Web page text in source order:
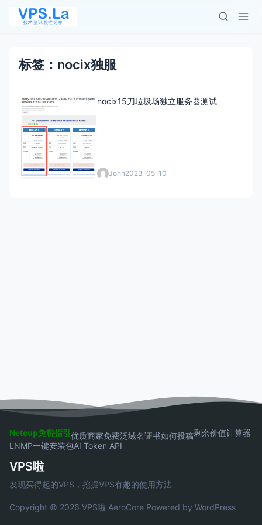
标签：nocix独服
nocix15刀垃圾场独立服务器测试
John2023-05-10
Netcup免税指引优质商家免费泛域名证书如何投稿剩余价值计算器
LNMP一键安装包AI Token API
VPS啦
发现买得起的VPS，挖掘VPS有趣的使用方法
Copyright © 2026 VPS啦 AeroCore Powered by WordPress